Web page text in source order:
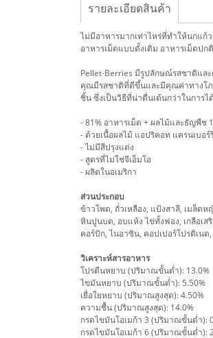
รายละเอียดสินค้า
ไม่มีอาหารมากเท่าไหร่ที่ทำให้นกแก้
อาหารเม็ดแบบดั้งเดิม อาหารเม็ดปก
Pellet-Berries มีรูปลักษณ์รสชาติแล
คุณมีรสชาติที่ดีขึ้นและมีคุณค่าทางโภ
ชิ้น ซึ่งเป็นวิธีที่น่าตื่นเต้นกว่าในการ
- 81% อาหารเม็ด + ผลไม้และธัญพืช
- ด้วยเนื้อผลไม้ แอปริคอท แครนเบอ
- ไม่มีสีปรุงแต่ง
- สูตรที่ไม่ใช่จีเอ็มโอ
- ผลิตในอเมริกา
ส่วนประกอบ
ข้าวโพด, ถั่วเหลือง, แป้งสาลี, เมล็ด
หินปูนบด, อบแห้ง ไข่ทั้งฟอง, เกลือเ
คอร์บิก, ไนอาซิน, คอปเปอร์โปรติเน
วิเคราะห์สารอาหาร
โปรตีนหยาบ (ปริมาณขั้นต่ำ): 13.0%
ไขมันหยาบ (ปริมาณขั้นต่ำ): 5.50%
เยื่อใยหยาบ (ปริมาณสูงสุด): 4.50%
ความชื้น (ปริมาณสูงสุด): 14.0%
กรดไขมันโอเมก้า 3 (ปริมาณขั้นต่ำ):
กรดไขมันโอเมก้า 6 (ปริมาณขั้นต่ำ):